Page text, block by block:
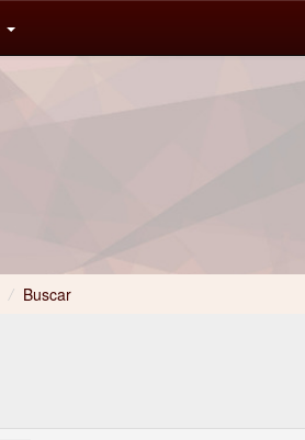
/ Buscar